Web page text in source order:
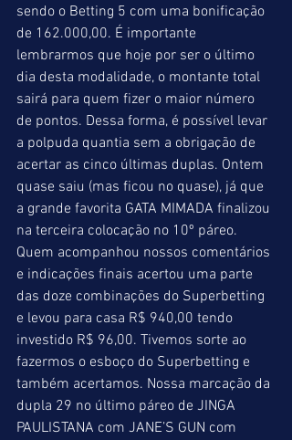
sendo o Betting 5 com uma bonificação
de 162.000,00. É importante
lembrarmos que hoje por ser o último
dia desta modalidade, o montante total
sairá para quem fizer o maior número
de pontos. Dessa forma, é possível levar
a polpuda quantia sem a obrigação de
acertar as cinco últimas duplas. Ontem
quase saiu (mas ficou no quase), já que
a grande favorita GATA MIMADA finalizou
na terceira colocação no 10º páreo.
Quem acompanhou nossos comentários
e indicações finais acertou uma parte
das doze combinações do Superbetting
e levou para casa R$ 940,00 tendo
investido R$ 96,00. Tivemos sorte ao
fazermos o esboço do Superbetting e
também acertamos. Nossa marcação da
dupla 29 no último páreo de JINGA
PAULISTANA com JANE’S GUN com